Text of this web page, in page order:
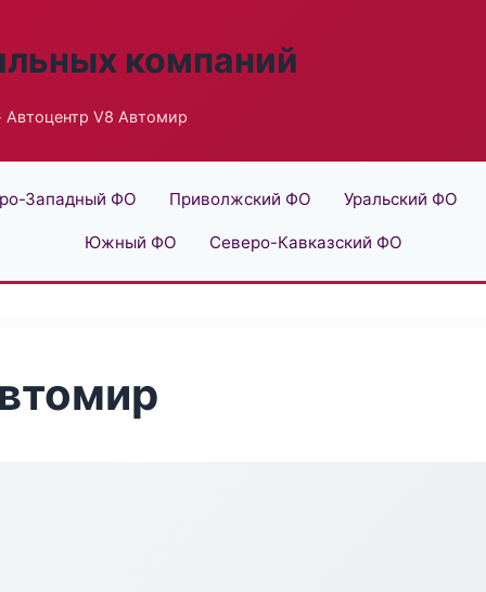
компаний
Автоцентр V8 Автомир
Западный ФО Приволжский ФО Уральский ФО
Южный ФО Северо-Кавказский ФО